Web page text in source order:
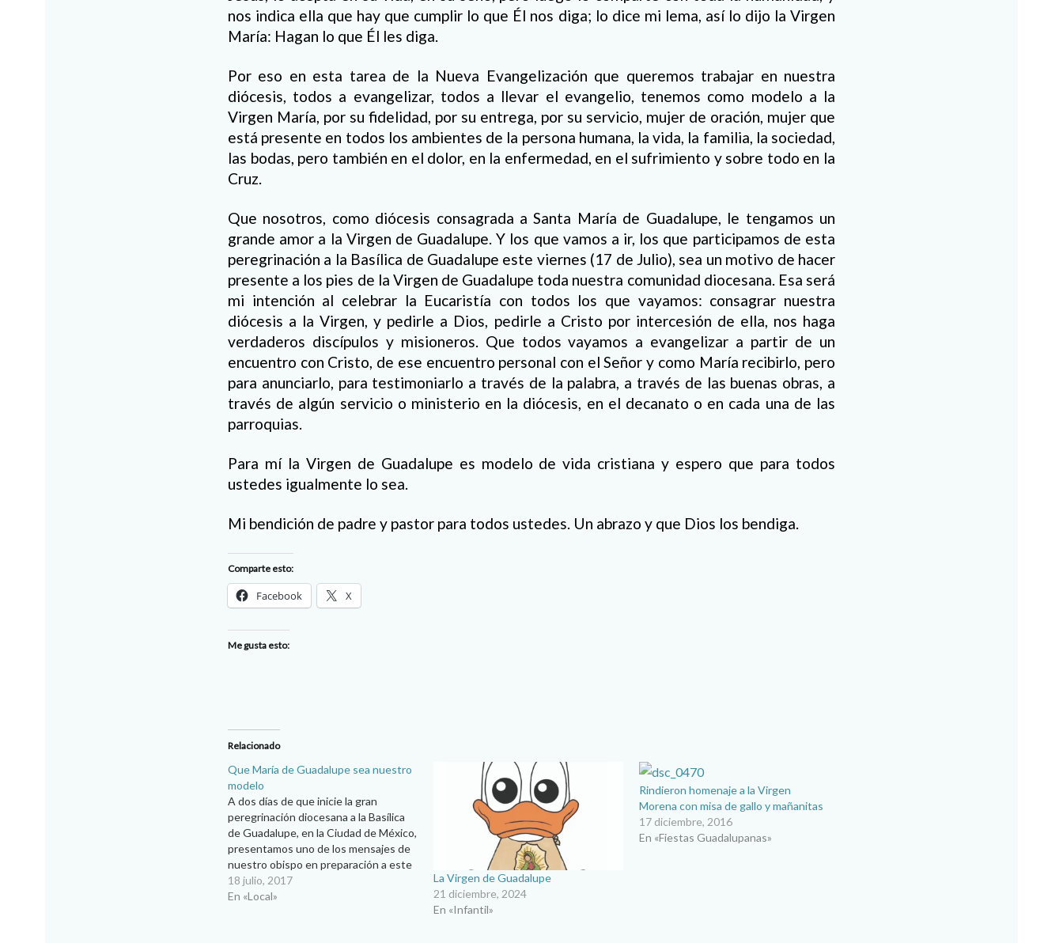
nos indica ella que hay que cumplir lo que Él nos diga; lo dice mi lema, así lo dijo la Virgen
María: Hagan lo que Él les diga.
Por eso en esta tarea de la Nueva Evangelización que queremos trabajar en nuestra
diócesis, todos a evangelizar, todos a llevar el evangelio, tenemos como modelo a la
Virgen María, por su fidelidad, por su entrega, por su servicio, mujer de oración, mujer que
está presente en todos los ambientes de la persona humana, la vida, la familia, la sociedad,
las bodas, pero también en el dolor, en la enfermedad, en el sufrimiento y sobre todo en la
Cruz.
Que nosotros, como diócesis consagrada a Santa María de Guadalupe, le tengamos un
grande amor a la Virgen de Guadalupe. Y los que vamos a ir, los que participamos de esta
peregrinación a la Basílica de Guadalupe este viernes (17 de Julio), sea un motivo de hacer
presente a los pies de la Virgen de Guadalupe toda nuestra comunidad diocesana. Esa será
mi intención al celebrar la Eucaristía con todos los que vayamos: consagrar nuestra
diócesis a la Virgen, y pedirle a Dios, pedirle a Cristo por intercesión de ella, nos haga
verdaderos discípulos y misioneros. Que todos vayamos a evangelizar a partir de un
encuentro con Cristo, de ese encuentro personal con el Señor y como María recibirlo, pero
para anunciarlo, para testimoniarlo a través de la palabra, a través de las buenas obras, a
través de algún servicio o ministerio en la diócesis, en el decanato o en cada una de las
parroquias.
Para mí la Virgen de Guadalupe es modelo de vida cristiana y espero que para todos
ustedes igualmente lo sea.
Mi bendición de padre y pastor para todos ustedes. Un abrazo y que Dios los bendiga.
Comparte esto:
Facebook X
Me gusta esto:
Relacionado
Que María de Guadalupe sea nuestro
modelo
A dos días de que inicie la gran
peregrinación diocesana a la Basílica
de Guadalupe, en la Ciudad de México,
presentamos uno de los mensajes de
nuestro obispo en preparación a este
peregrinaje de la comunidad… Mons.
José Guadalupe Torres Campos/
18 julio, 2017
En «Local»
La Virgen de Guadalupe
21 diciembre, 2024
En «Infantil»
Rindieron homenaje a la Virgen
Morena con misa de gallo y mañanitas
17 diciembre, 2016
En «Fiestas Guadalupanas»